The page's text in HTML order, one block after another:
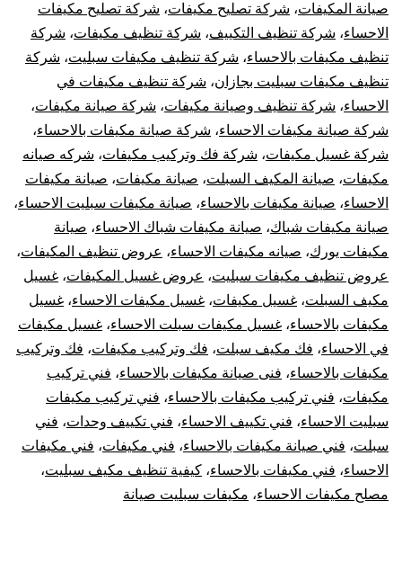
صيانة المكيفات، شركة تصليح مكيفات، شركة تصليح مكيفات
الاحساء، شركة تنظيف التكييف، شركة تنظيف مكيفات، شركة
تنظيف مكيفات بالاحساء، شركة تنظيف مكيفات سبليت، شركة
تنظيف مكيفات سبليت بجازان، شركة تنظيف مكيفات في
الاحساء، شركة تنظيف وصيانة مكيفات، شركة صيانة مكيفات،
شركة صيانة مكيفات الاحساء، شركة صيانة مكيفات بالاحساء،
شركة غسيل مكيفات، شركة فك وتركيب مكيفات، شركه صيانه
مكيفات، صيانة المكيف السبلت، صيانة مكيفات، صيانة مكيفات
الاحساء، صيانة مكيفات بالاحساء، صيانة مكيفات سبليت الاحساء،
صيانة مكيفات شباك، صيانة مكيفات شباك الاحساء، صيانة
مكيفات يورك، صيانه مكيفات الاحساء، عروض تنظيف المكيفات،
عروض تنظيف مكيفات سبليت، عروض غسيل المكيفات، غسيل
مكيف السبلت، غسيل مكيفات، غسيل مكيفات الاحساء، غسيل
مكيفات بالاحساء، غسيل مكيفات سبلت الاحساء، غسيل مكيفات
في الاحساء، فك مكيف سبلت، فك وتركيب مكيفات، فك وتركيب
مكيفات بالاحساء، فنى صيانة مكيفات بالاحساء، فني تركيب
مكيفات، فني تركيب مكيفات بالاحساء، فني تركيب مكيفات
سبليت الاحساء، فني تكييف الاحساء، فني تكييف وحدات، فني
سبلت، فني صيانة مكيفات بالاحساء، فني مكيفات، فني مكيفات
الاحساء، فني مكيفات بالاحساء، كيفية تنظيف مكيف سبليت،
مصلح مكيفات الاحساء، مكيفات سبليت صيانة